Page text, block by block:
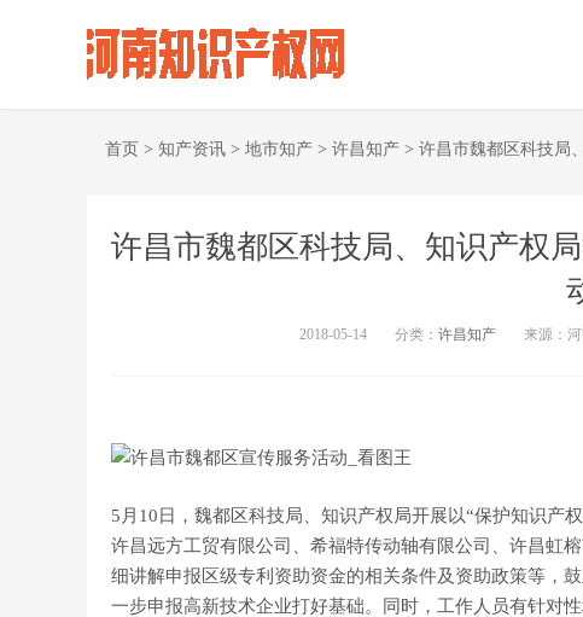
首页 > 知产资讯 > 地市知产 > 许昌知产 > 许昌市魏都区科技局
许昌市魏都区科技局、知识产权
2018-05-14 分类： 许昌知产 来源：
5月10日，魏都区科技局、知识产权局开展以“保护知识产
许昌远方工贸有限公司、希福特传动轴有限公司、许昌虹
细讲解申报区级专利资助资金的相关条件及资助政策等，
一步申报高新技术企业打好基础。同时，工作人员有针对